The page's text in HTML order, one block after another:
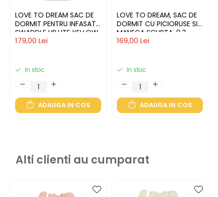
LOVE TO DREAM SAC DE
DORMIT PENTRU INFASAT
SWADDLE UP,LITE YELLOW,
2-3.8 KG, NB, 0,2 TOG
179,00 Lei
In stoc
ADAUGA IN COS
LOVE TO DREAM, SAC DE
DORMIT CU PICIORUSE SI
MANECA SCURTA, 0.2
TOG,12-24 LUNI, GREY
169,00 Lei
In stoc
ADAUGA IN COS
Alti clienti au cumparat